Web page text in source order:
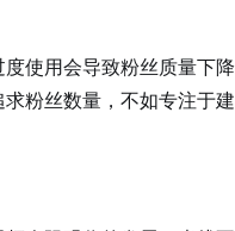
使用会导致粉丝质量下
粉丝数量，不如专注于